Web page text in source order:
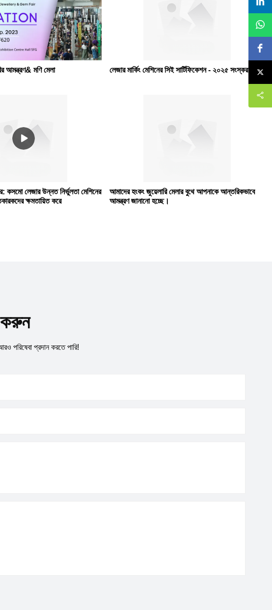
আমন্ত্রণ& মণি মেলা লেজার মার্কিং মেশিনের সিই সার্টিফিকেশন - ২০২৫ সংস্করণ
কসমো লেজার উন্নত নির্ভুলতা মেশিনের
ক্ষমতায়িত করে
আমাদের হংকং জুয়েলারি মেলার বুথে আপনাকে আন্তরিকভাবে
আমন্ত্রণ জানানো হচ্ছে।
করুন
পরিষেবা প্রদান করতে পারি!